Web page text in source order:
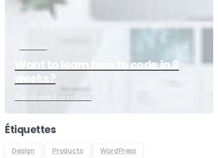
Want to learn how to code in 8
weeks?
Purchase Essentials
Étiquettes
Design Products WordPress